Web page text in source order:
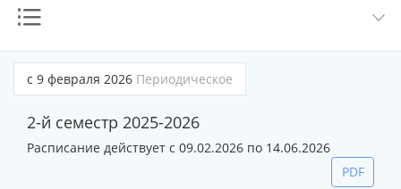
с 9 февраля 2026 Периодическое
2-й семестр 2025-2026
Расписание действует с 09.02.2026 по 14.06.2026
PDF